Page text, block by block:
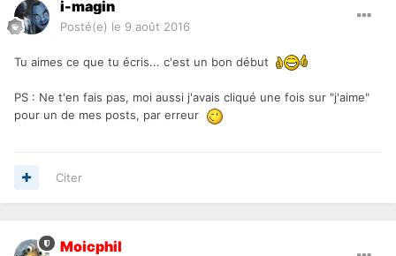
i-magin
Posté(e) le 9 août 2016
Tu aimes ce que tu écris... c'est un bon début
PS : Ne t'en fais pas, moi aussi j'avais cliqué une fois sur "j'aime"
pour un de mes posts, par erreur
Citer
Moicphil